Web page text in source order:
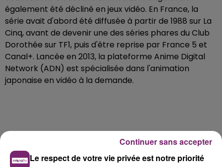
également été décliné en jeux vidéo. En France, la
série avait d'abord été diffusée à partir de 1988 sur La
Cinq, avant de devenir une des séries phares du Club
Dorothée sur TF1, puis d'être reprise par France 5 et
Canal+. Lancée en 2013, la plateforme Anime Digital
Network (ADN) est spécialisée dans l'animation
japonaise en vidéo à la demande.
Le respect de votre vie privée est notre priorité
Continuer sans accepter